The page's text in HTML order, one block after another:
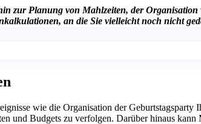
zur Planung von Mahlzeiten, der
an die Sie vielleicht noch nicht
wie die Organisation der
und Budgets zu verfolgen. Darüber hinaus